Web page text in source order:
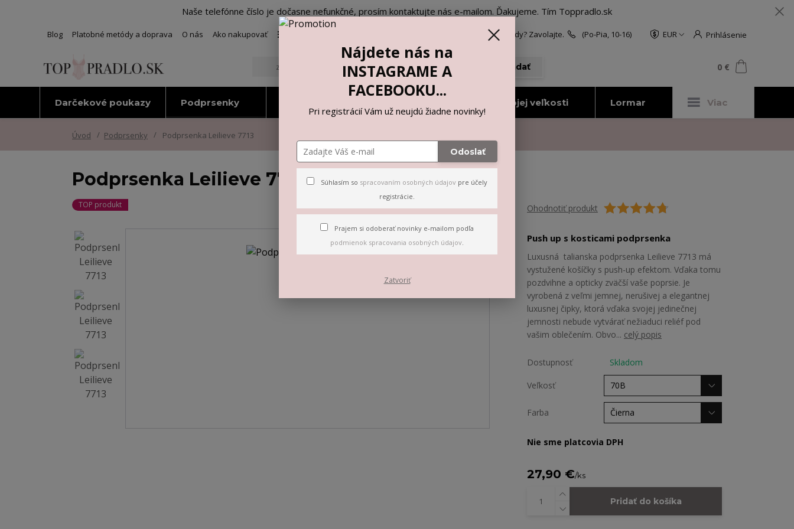
Naše telefónne číslo je dočasne nefunkčné, prosím kontaktujte nás e-mailom. Ďakujeme. Tím Toppradlo.sk
Blog Platobné metódy a doprava O nás Ako nakupovať EUR Prihlásenie
Hľadať
Neviete si rady? Zavolajte. (Po-Pia, 10-16)
0 €
Darčekové poukazy Podprsenky Vyberiem si podľa mojej veľkosti Lormar Viac
Úvod Podprsenky Podprsenka Leilieve 7713
Podprsenka Leilieve 7713
TOP produkt Ohodnotiť produkt
Push up s kosticami podprsenka
Luxusná talianska podprsenka Leilieve 7713 má
vystužené košíčky s push-up efektom. Vďaka tomu
pozdvihne a opticky zväčší vaše poprsie. Je
vyrobená z veľmi jemnej, nerušivej a elegantnej
luxusnej čipky, ktorá vďaka svojej jedinečnej
jemnosti nebude vytvárať nežiaduci reliéf pod
vašim oblečením. Obvo... celý popis
Dostupnosť Skladom
Veľkosť
Farba
Nie sme platcovia DPH
27,90 €/ks
Pridať do košíka
Nájdete nás na
INSTAGRAME A
FACEBOOKU...
Pri registrácií Vám už neujdú žiadne novinky!
Odoslať
Súhlasím so spracovaním osobných údajov pre účely
registrácie.
Prajem si odoberať novinky e-mailom podľa
podmienok spracovania osobných údajov.
Zatvoriť